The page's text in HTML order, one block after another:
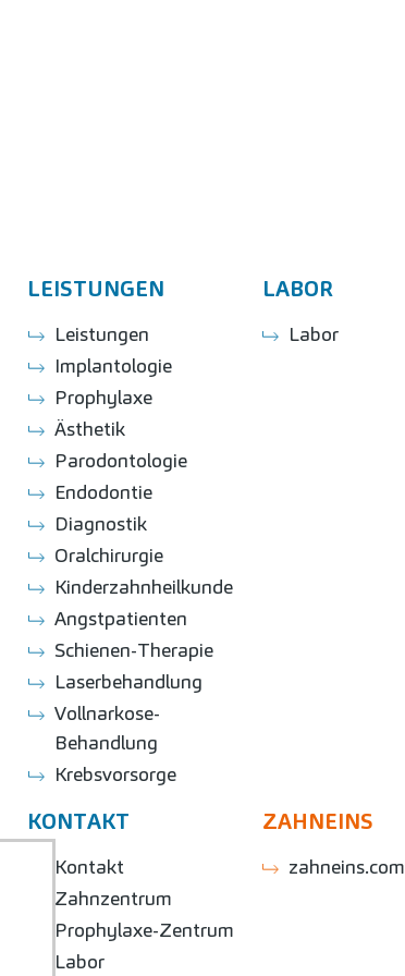
LEISTUNGEN
Leistungen
Implantologie
Prophylaxe
Ästhetik
Parodontologie
Endodontie
Diagnostik
Oralchirurgie
Kinderzahnheilkunde
Angstpatienten
Schienen-Therapie
Laserbehandlung
Vollnarkose-
Behandlung
Krebsvorsorge
LABOR
Labor
KONTAKT
Kontakt
Zahnzentrum
Prophylaxe-Zentrum
Labor
ZAHNEINS
zahneins.com